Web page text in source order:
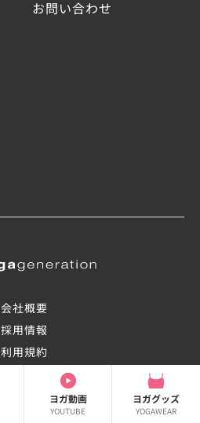
ヨガ動画
YOUTUBE
ヨガグッズ
YOGAWEAR
お問い合わせ
会社概要
採用情報
利用規約
シーポリシー
OHANAsmile Inc.